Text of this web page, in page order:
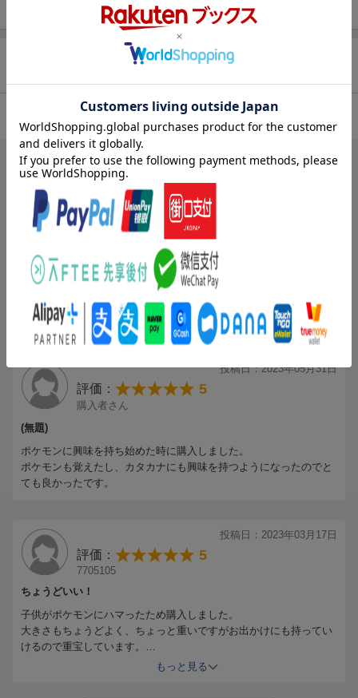
辞書のように使って、ポケモンを名前から調べることができま
楽しみながら自然にカタカナを覚えたり、文章を読む練習になっ
商品レビュー（33件）
4.56
ブックスのレビュー（32件）
評価： 5
(無題)
上の子用に買ったけど、下の子の方が気に入ったようで、ペラペラ
めくってはお気に入りのポケモンの名前を言ってくれます笑
1歳でも扱いやすいようです^ ^
投稿日：2023年05月31日
評価： 5
購入者さん
(無題)
ポケモンに興味を持ち始めた時に購入しました。
ポケモンも覚えたし、カタカナにも興味を持つようになったのでと
ても良かったです。
投稿日：2023年03月17日
評価： 5
7705105
ちょうどいい！
子供がポケモンにハマったため購入しました。
大きさもちょうどよく、ちょっと重いですがお出かけにも持ってい
けるので重宝しています。
最新版の図鑑も購入を検討中です。
もっと見る